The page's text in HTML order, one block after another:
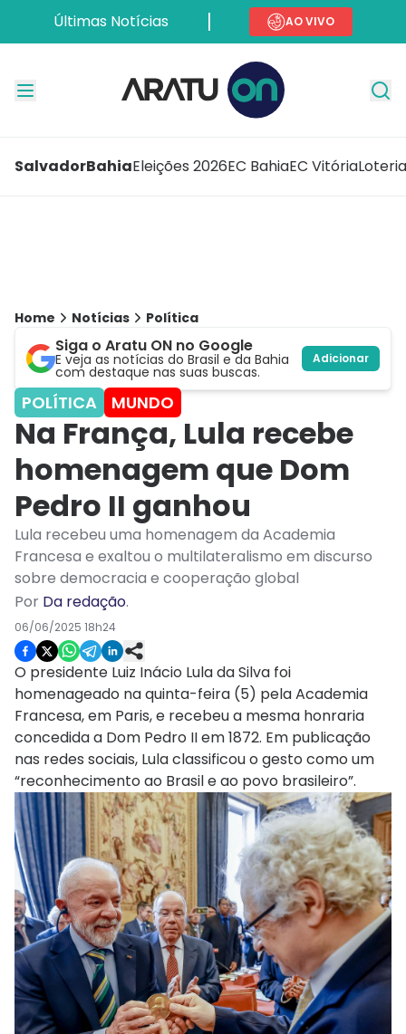
Últimas Notícias AO VIVO
SalvadorBahiaEleições 2026EC BahiaEC Vitória
Home Notícias Política
Siga o Aratu ON no Google
E veja as notícias do Brasil e da Bahia
com destaque nas suas buscas.
Adicionar
POLÍTICA MUNDO
Na França, Lula recebe
homenagem que Dom
Pedro II ganhou
Lula recebeu uma homenagem da Academia
Francesa e exaltou o multilateralismo em discurso
sobre democracia e cooperação global
Por Da redação.
06/06/2025 18h24
O presidente Luiz Inácio Lula da Silva foi
homenageado na quinta-feira (5) pela Academia
Francesa, em Paris, e recebeu a mesma honraria
concedida a Dom Pedro II em 1872. Em publicação
nas redes sociais, Lula classificou o gesto como um
“reconhecimento ao Brasil e ao povo brasileiro”.